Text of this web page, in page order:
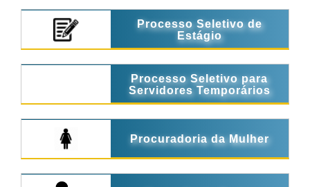
Processo Seletivo de
Estágio
Processo Seletivo para
Servidores Temporários
Procuradoria da Mulher